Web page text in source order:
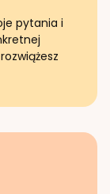
pytania i